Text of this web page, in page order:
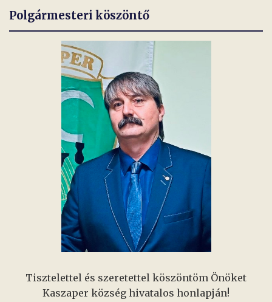
Polgármesteri köszöntő
Tisztelettel és szeretettel köszöntöm Önöket
Kaszaper község hivatalos honlapján!